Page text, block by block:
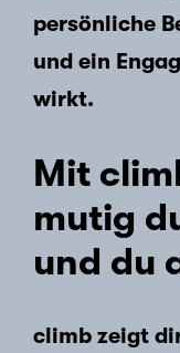
persönliche
und ein
wirkt.
Mit
mutig
und du
climb zeigt